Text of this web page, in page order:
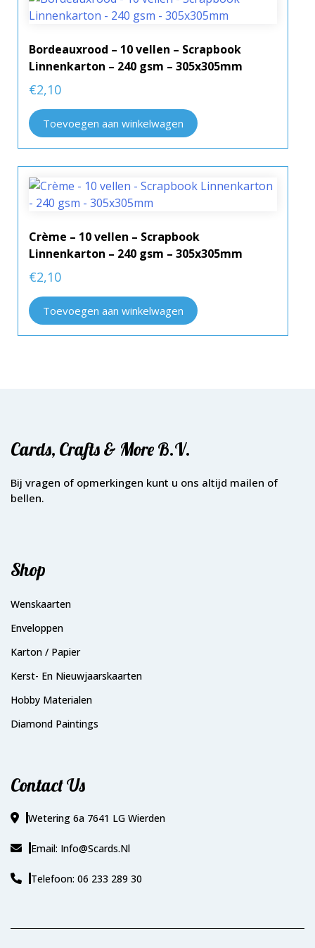
Bordeauxrood – 10 vellen – Scrapbook
Linnenkarton – 240 gsm – 305x305mm
€2,10
Toevoegen aan winkelwagen
Crème – 10 vellen – Scrapbook
Linnenkarton – 240 gsm – 305x305mm
€2,10
Toevoegen aan winkelwagen
Cards, Crafts & More B.V.
Bij vragen of opmerkingen kunt u ons altijd mailen of
bellen.
Shop
Wenskaarten
Enveloppen
Karton / Papier
Kerst- En Nieuwjaarskaarten
Hobby Materialen
Diamond Paintings
Contact Us
Wetering 6a 7641 LG Wierden
Email: Info@scards.nl
Telefoon: 06 233 289 30